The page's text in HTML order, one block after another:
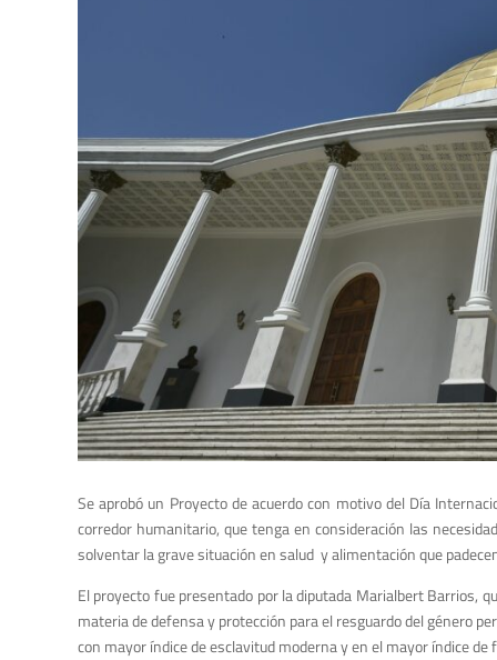
Se aprobó un Proyecto de acuerdo con motivo del Día
corredor humanitario, que tenga en consideración las
solventar la grave situación en salud y alimentación que
El proyecto fue presentado por la diputada Marialbert Barrios,
materia de defensa y protección para el resguardo del género
con mayor índice de esclavitud moderna y en el mayor índice